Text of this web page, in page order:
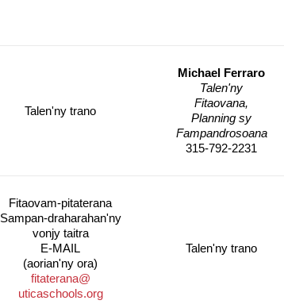
Talen'ny trano
Michael Ferraro
Talen'ny
Fitaovana,
Planning sy
Fampandrosoana
315-792-2231
Fitaovam-pitaterana
Sampan-draharahan'ny
vonjy taitra
E-MAIL
(aorian'ny ora)
fitaterana@
uticaschools.org
Talen'ny trano